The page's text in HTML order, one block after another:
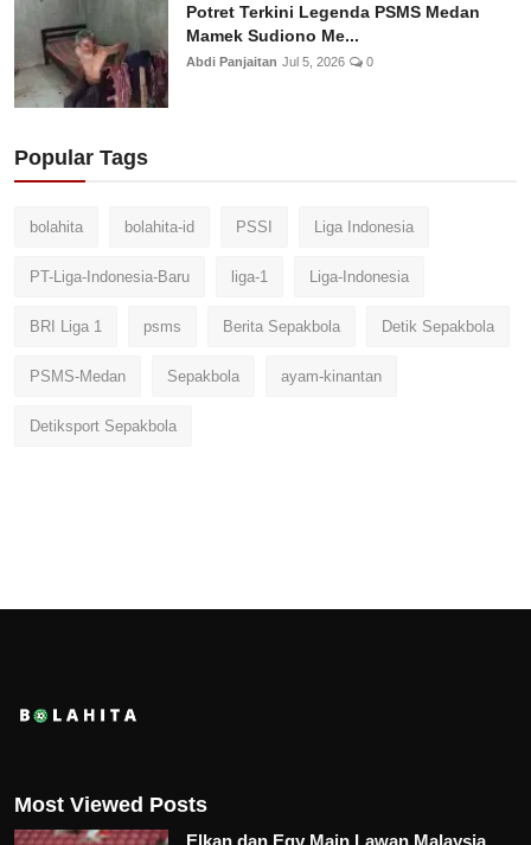
Potret Terkini Legenda PSMS Medan
Mamek Sudiono Me...
Abdi Panjaitan Jul 5, 2026 0
Popular Tags
bolahita bolahita-id PSSI Liga Indonesia
PT-Liga-Indonesia-Baru liga-1 Liga-Indonesia
BRI Liga 1 psms Berita Sepakbola Detik Sepakbola
PSMS-Medan Sepakbola ayam-kinantan
Detiksport Sepakbola
Most Viewed Posts
Elkan dan Egy Main Lawan Malaysia,